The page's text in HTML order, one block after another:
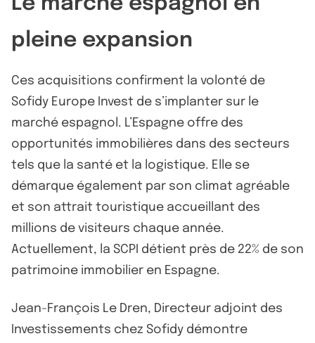
pleine expansion
Ces acquisitions confirment la volonté de
Sofidy Europe Invest de s’implanter sur le
marché espagnol. L’Espagne offre des
opportunités immobilières dans des secteurs
tels que la santé et la logistique. Elle se
démarque également par son climat agréable
et son attrait touristique accueillant des
millions de visiteurs chaque année.
Actuellement, la SCPI détient près de 22% de son
patrimoine immobilier en Espagne.
Jean-François Le Dren, Directeur adjoint des
Investissements chez Sofidy démontre